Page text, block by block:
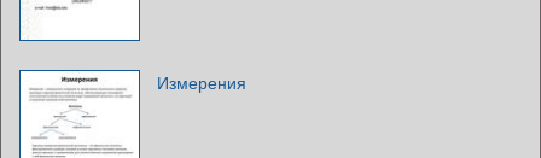
Измерения